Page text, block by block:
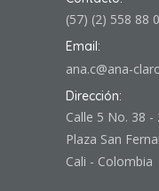
(57) (2) 558 88
Email:
ana.c@ana-
Dirección:
Calle 5 No. 38
Plaza San
Cali - Colombia